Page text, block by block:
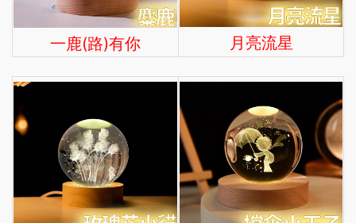
一鹿(路)有你 月亮流星